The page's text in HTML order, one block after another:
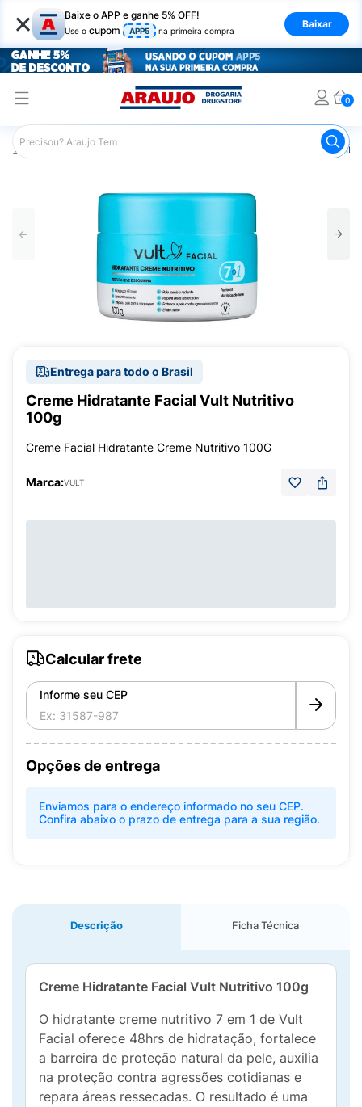
× Baixe o APP e ganhe 5% OFF!
Use o cupom APP5 na primeira compra
Baixar
0
Araujo Beleza e Cuidados
Entrega para todo o Brasil
Creme Hidratante Facial Vult Nutritivo
100g
Creme Facial Hidratante Creme Nutritivo 100G
Marca:VULT
Calcular frete
Informe seu CEP
Opções de entrega
Enviamos para o endereço informado no seu CEP.
Confira abaixo o prazo de entrega para a sua região.
Descrição Ficha Técnica
Creme Hidratante Facial Vult Nutritivo 100g
O hidratante creme nutritivo 7 em 1 de Vult
Facial oferece 48hrs de hidratação, fortalece
a barreira de proteção natural da pele, auxilia
na proteção contra agressões cotidianas e
repara áreas ressecadas. O resultado é uma